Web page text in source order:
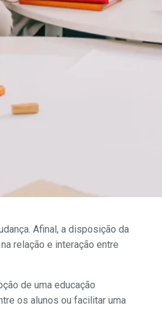
Afinal, a disposição da
relação e interação entre
de uma educação
os alunos ou facilitar uma